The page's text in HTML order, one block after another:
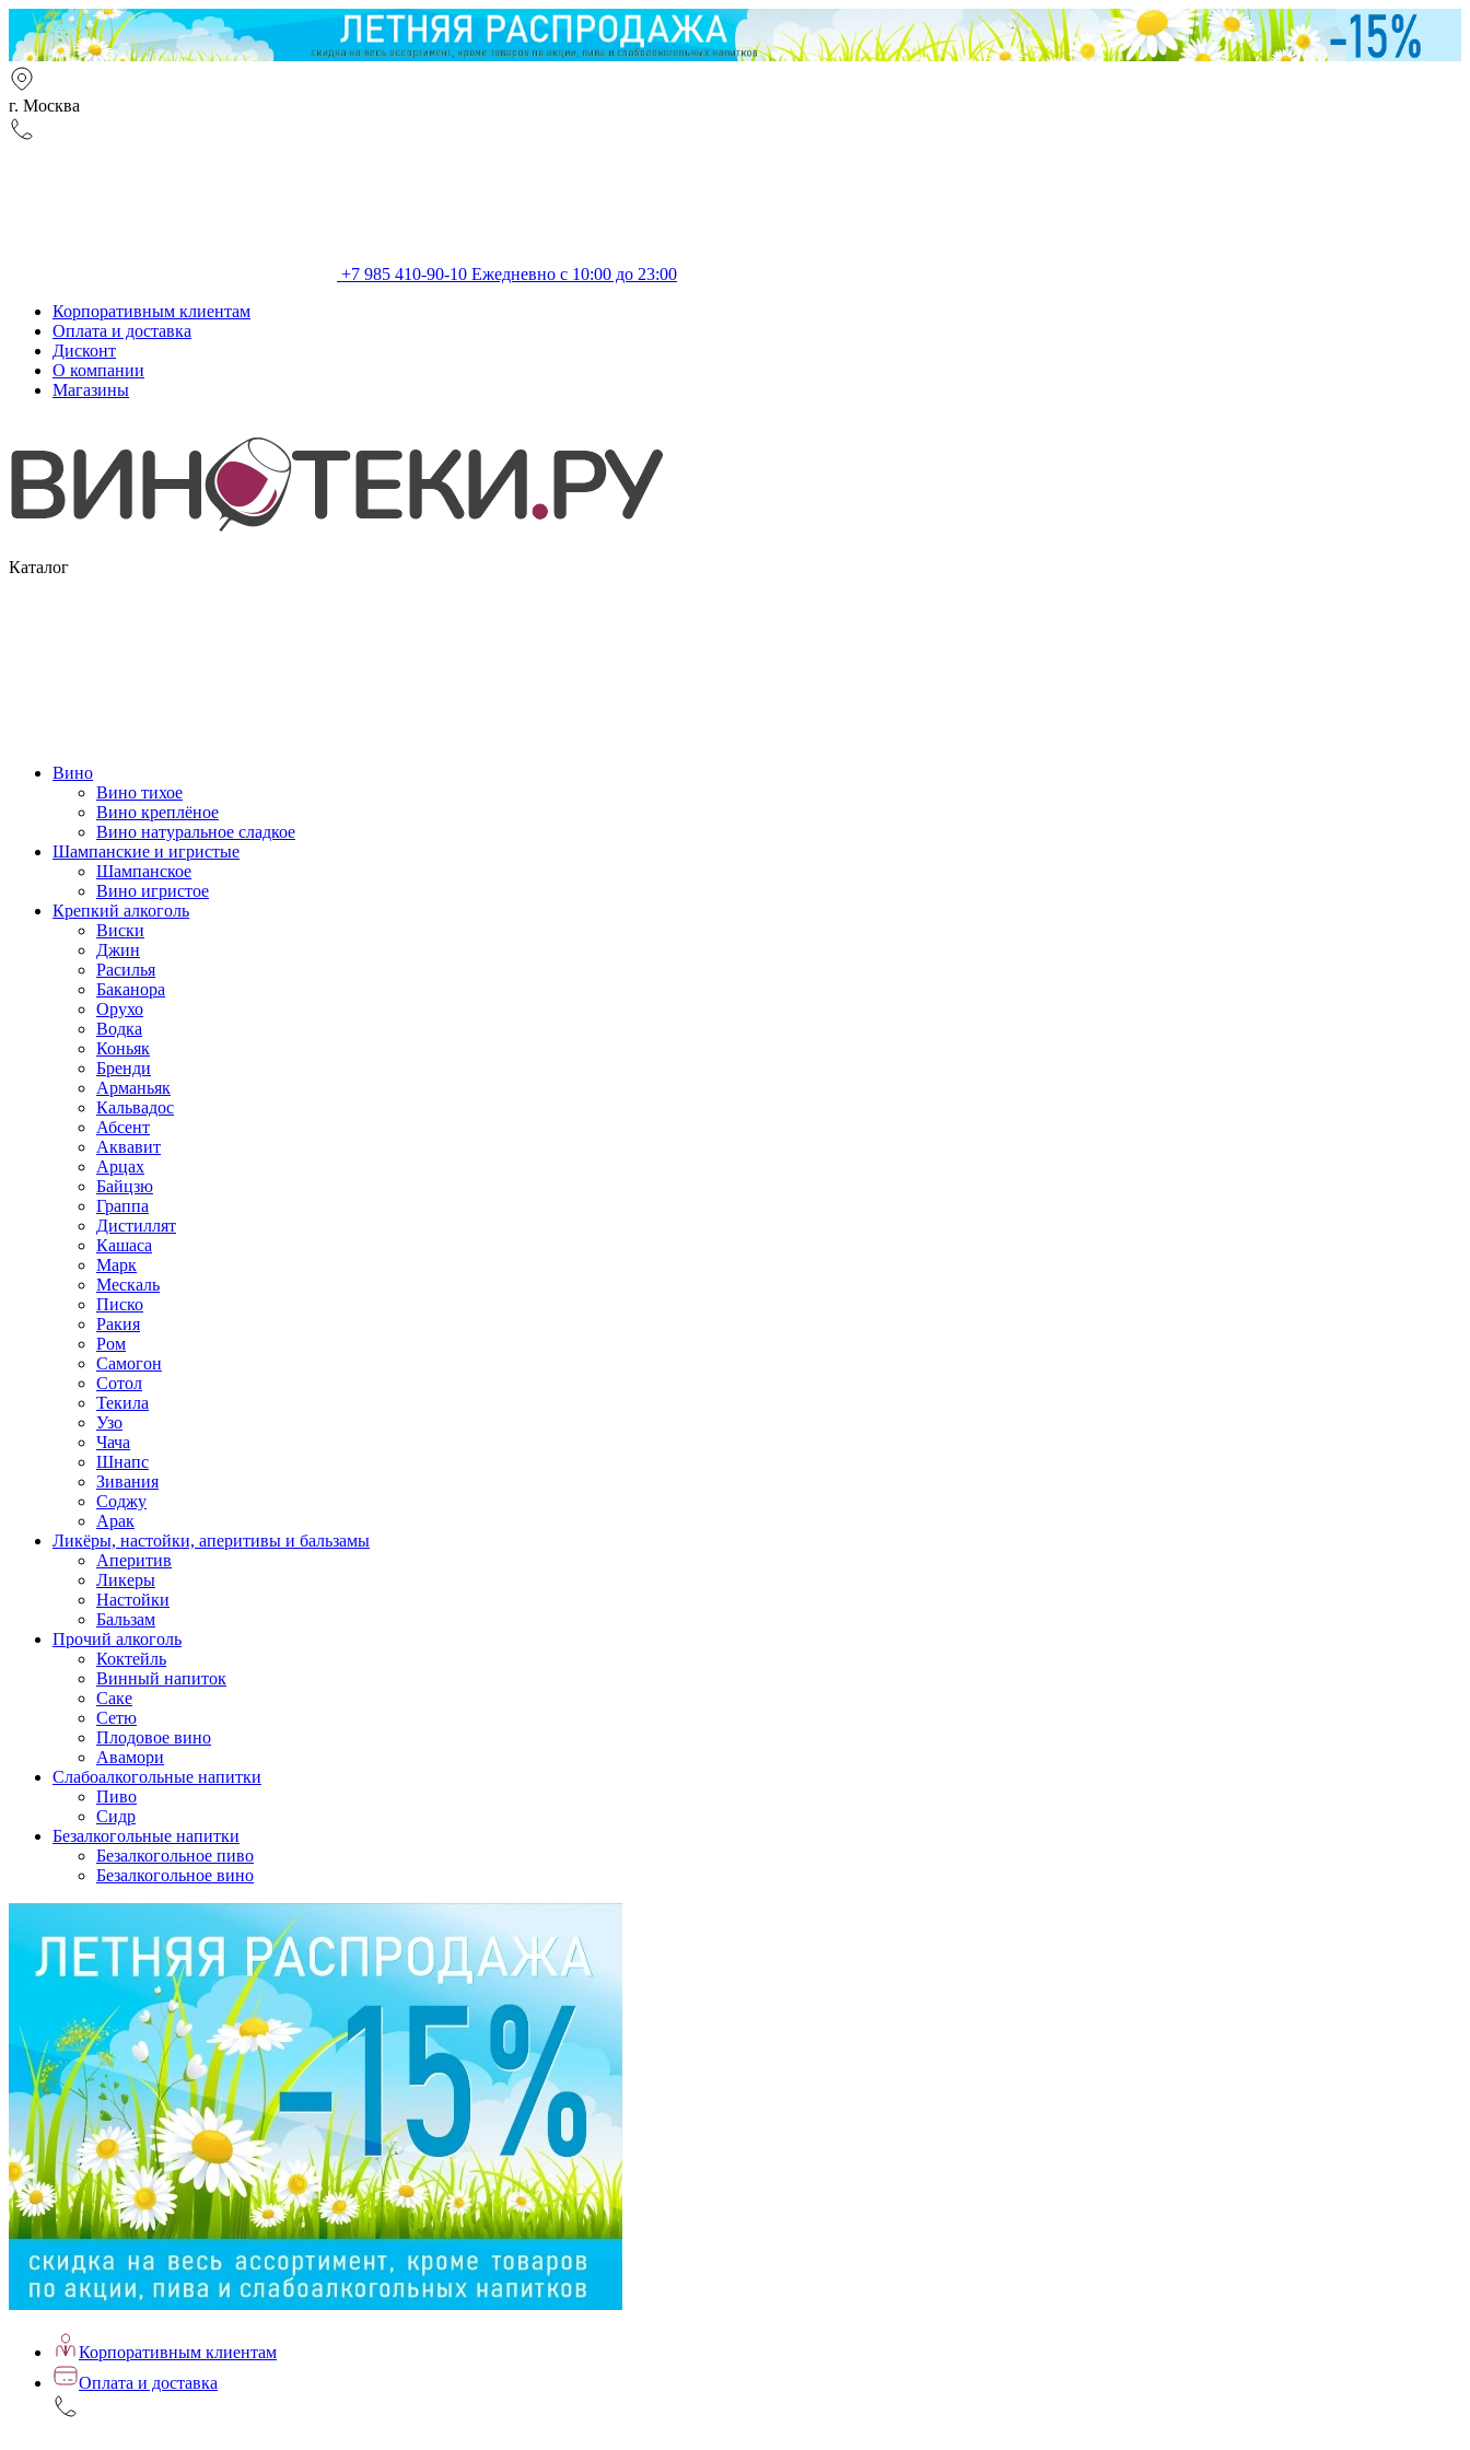
г. Москва
+7 985 410-90-10 Ежедневно с 10:00 до 23:00
Корпоративным клиентам
Оплата и доставка
Дисконт
О компании
Магазины
Каталог
Вино
Вино тихое
Вино креплёное
Вино натуральное сладкое
Шампанские и игристые
Шампанское
Вино игристое
Крепкий алкоголь
Виски
Джин
Расилья
Баканора
Орухо
Водка
Коньяк
Бренди
Арманьяк
Кальвадос
Абсент
Аквавит
Арцах
Байцзю
Граппа
Дистиллят
Кашаса
Марк
Мескаль
Писко
Ракия
Ром
Самогон
Сотол
Текила
Узо
Чача
Шнапс
Зивания
Соджу
Арак
Ликёры, настойки, аперитивы и бальзамы
Аперитив
Ликеры
Настойки
Бальзам
Прочий алкоголь
Коктейль
Винный напиток
Саке
Сетю
Плодовое вино
Авамори
Слабоалкогольные напитки
Пиво
Сидр
Безалкогольные напитки
Безалкогольное пиво
Безалкогольное вино
Корпоративным клиентам
Оплата и доставка